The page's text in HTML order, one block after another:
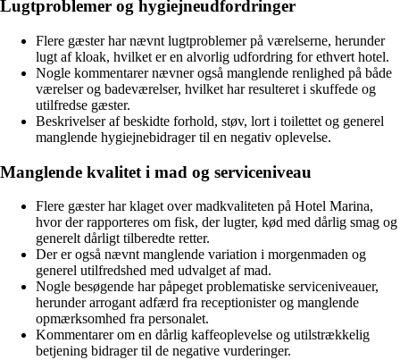
Lugtproblemer og hygiejneudfordringer
Flere gæster har nævnt lugtproblemer på værelserne, herunder
lugt af kloak, hvilket er en alvorlig udfordring for ethvert hotel.
Nogle kommentarer nævner også manglende renlighed på både
værelser og badeværelser, hvilket har resulteret i skuffede og
utilfredse gæster.
Beskrivelser af beskidte forhold, støv, lort i toilettet og generel
manglende hygiejnebidrager til en negativ oplevelse.
Manglende kvalitet i mad og serviceniveau
Flere gæster har klaget over madkvaliteten på Hotel Marina,
hvor der rapporteres om fisk, der lugter, kød med dårlig smag og
generelt dårligt tilberedte retter.
Der er også nævnt manglende variation i morgenmaden og
generel utilfredshed med udvalget af mad.
Nogle besøgende har påpeget problematiske serviceniveauer,
herunder arrogant adfærd fra receptionister og manglende
opmærksomhed fra personalet.
Kommentarer om en dårlig kaffeoplevelse og utilstrækkelig
betjening bidrager til de negative vurderinger.